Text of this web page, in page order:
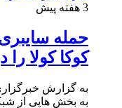
3 هفته پیش
حمله
کوکا کولا
به گزارش
به بخش هایی از